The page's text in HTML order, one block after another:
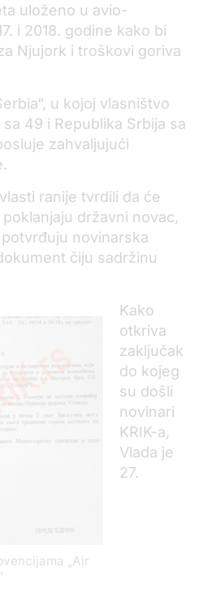
uloženo u avio-
i 2018. godine kako bi
Njujork i troškovi goriva
u kojoj vlasništvo
49 i Republika Srbija sa
zahvaljujući
ranije tvrdili da će
državni novac,
novinarska
čiju sadržinu
„Air
Kako
otkriva
zaključak
do kojeg
su došli
novinari
KRIK-a,
Vlada je
27.